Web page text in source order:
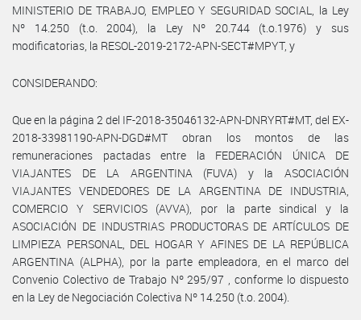
MINISTERIO DE TRABAJO, EMPLEO Y SEGURIDAD SOCIAL, la Ley
Nº 14.250 (t.o. 2004), la Ley Nº 20.744 (t.o.1976) y sus
modificatorias, la RESOL-2019-2172-APN-SECT#MPYT, y
CONSIDERANDO:
Que en la página 2 del IF-2018-35046132-APN-DNRYRT#MT, del EX-
2018-33981190-APN-DGD#MT obran los montos de las
remuneraciones pactadas entre la FEDERACIÓN ÚNICA DE
VIAJANTES DE LA ARGENTINA (FUVA) y la ASOCIACIÓN
VIAJANTES VENDEDORES DE LA ARGENTINA DE INDUSTRIA,
COMERCIO Y SERVICIOS (AVVA), por la parte sindical y la
ASOCIACIÓN DE INDUSTRIAS PRODUCTORAS DE ARTÍCULOS DE
LIMPIEZA PERSONAL, DEL HOGAR Y AFINES DE LA REPÚBLICA
ARGENTINA (ALPHA), por la parte empleadora, en el marco del
Convenio Colectivo de Trabajo Nº 295/97 , conforme lo dispuesto
en la Ley de Negociación Colectiva Nº 14.250 (t.o. 2004).